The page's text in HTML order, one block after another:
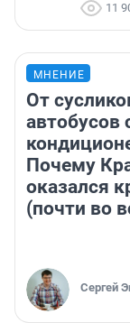
11
МНЕНИЕ
От
автобусов
Почему
оказался
(почти во
Сергей